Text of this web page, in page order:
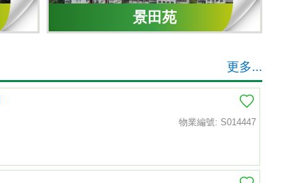
景田苑
更多...
物業編號: S014447